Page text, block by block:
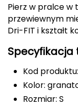
E
EISBAR
ENERO
ENERO CAMP
ENERO PRO
Pierz w pralce w
przewiewnym
Dri-FIT i kształt
Specyfikacja
Kod
Kolor:
Rozmiar: S